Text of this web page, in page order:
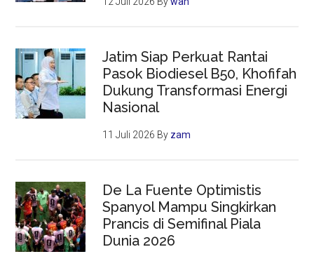
Jatim Siap Perkuat Rantai
Pasok Biodiesel B50, Khofifah
Dukung Transformasi Energi
Nasional
11 Juli 2026 By zam
De La Fuente Optimistis
Spanyol Mampu Singkirkan
Prancis di Semifinal Piala
Dunia 2026